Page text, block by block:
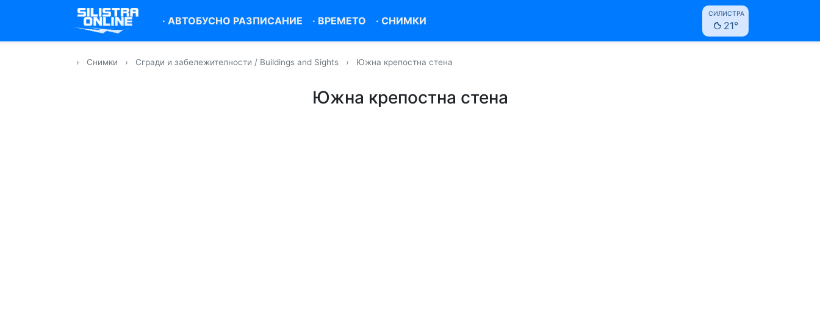
·АВТОБУСНО РАЗПИСАНИЕ · ВРЕМЕТО ·СНИМКИ
СИЛИСТРА
21°
› Снимки › Сгради и забележителности / Buildings and Sights › Южна крепостна стена
Южна крепостна стена